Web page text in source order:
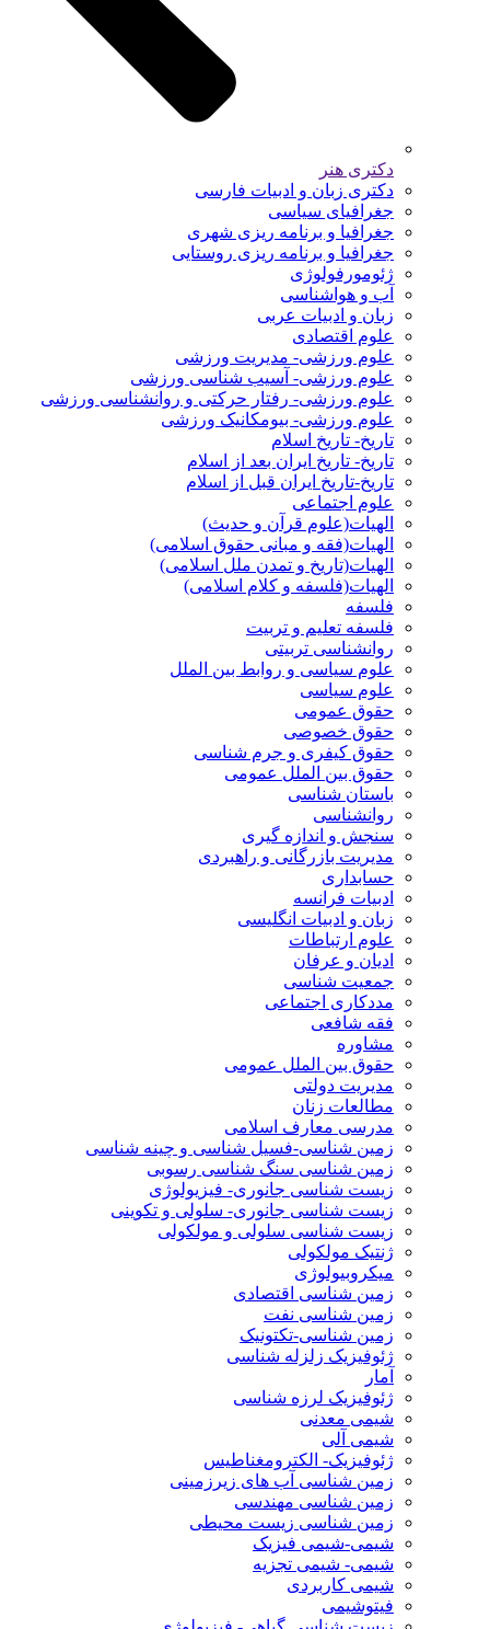
دکتری هنر
دکتری زبان و ادبیات فارسی
جغرافیای سیاسی
جغرافیا و برنامه ریزی شهری
جغرافیا و برنامه ریزی روستایی
ژئومورفولوژی
آب و هواشناسی
زبان و ادبیات عربی
علوم اقتصادی
علوم ورزشی- مدیریت ورزشی
علوم ورزشی- آسیب شناسی ورزشی
علوم ورزشی- رفتار حرکتی و روانشناسی ورزشی
علوم ورزشی- بیومکانیک ورزشی
تاریخ- تاریخ اسلام
تاریخ- تاریخ ایران بعد از اسلام
تاریخ-تاریخ ایران قبل از اسلام
علوم اجتماعی
الهیات(علوم قرآن و حدیث)
الهیات(فقه و مبانی حقوق اسلامی)
الهیات(تاریخ و تمدن ملل اسلامی)
الهیات(فلسفه و کلام اسلامی)
فلسفه
فلسفه تعلیم و تربیت
روانشناسی تربیتی
علوم سیاسی و روابط بین الملل
علوم سیاسی
حقوق عمومی
حقوق خصوصی
حقوق کیفری و جرم شناسی
حقوق بین الملل عمومی
باستان شناسی
روانشناسی
سنجش و اندازه گیری
مدیریت بازرگانی و راهبردی
حسابداری
ادبیات فرانسه
زبان و ادبیات انگلیسی
علوم ارتباطات
ادیان و عرفان
جمعیت شناسی
مددکاری اجتماعی
فقه شافعی
مشاوره
حقوق بین الملل عمومی
مدیریت دولتی
مطالعات زنان
مدرسی معارف اسلامی
زمین شناسی-فسیل شناسی و چینه شناسی
زمین شناسی سنگ شناسی رسوبی
زیست شناسی جانوری- فیزیولوژی
زیست شناسی جانوری- سلولی و تکوینی
زیست شناسی سلولی و مولکولی
ژنتیک مولکولی
میکروبیولوژی
زمین شناسی اقتصادی
زمین شناسی نفت
زمین شناسی-تکتونیک
ژئوفیزیک زلزله شناسی
آمار
ژئوفیزیک لرزه شناسی
شیمی معدنی
شیمی آلی
ژئوفیزیک- الکترومغناطیس
زمین شناسی آب های زیرزمینی
زمین شناسی مهندسی
زمین شناسی زیست محیطی
شیمی-شیمی فیزیک
شیمی- شیمی تجزیه
شیمی کاربردی
فیتوشیمی